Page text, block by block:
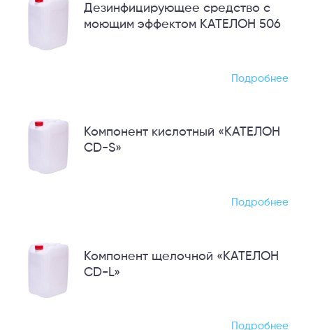
Дезинфицирующее средство с
моющим эффектом КАТЕЛОН 506
Подробнее
Компонент кислотный «КАТЕЛОН
CD-S»
Подробнее
Компонент щелочной «КАТЕЛОН
CD-L»
Подробнее